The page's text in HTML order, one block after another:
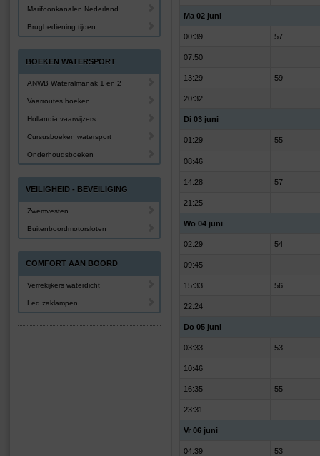
Ma 02 juni
00:39 57
07:50
13:29 59
20:32
Di 03 juni
01:29 55
08:46
14:28 57
21:25
Wo 04 juni
02:29 54
09:45
15:33 56
22:24
Do 05 juni
03:33 53
10:46
16:35 55
23:31
Vr 06 juni
04:39 53
Marifoonkanalen Nederland
Brugbediening tijden
BOEKEN WATERSPORT
ANWB Wateralmanak 1 en 2
Vaarroutes boeken
Hollandia vaarwijzers
Cursusboeken watersport
Onderhoudsboeken
VEILIGHEID - BEVEILIGING
Zwemvesten
Buitenboordmotorsloten
COMFORT AAN BOORD
Verrekijkers waterdicht
Led zaklampen